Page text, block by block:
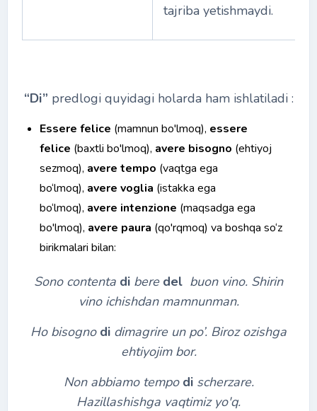
tajriba yetishmaydi.
“Di” predlogi quyidagi holarda ham ishlatiladi :
Essere felice (mamnun bo'lmoq), essere
felice (baxtli bo'lmoq), avere bisogno (ehtiyoj
sezmoq), avere tempo (vaqtga ega
bo‘lmoq), avere voglia (istakka ega
bo‘lmoq), avere intenzione (maqsadga ega
bo'lmoq), avere paura (qo'rqmoq) va boshqa so‘z
birikmalari bilan:
Sono contenta di bere del buon vino. Shirin
vino ichishdan mamnunman.
Ho bisogno di dimagrire un po’. Biroz ozishga
ehtiyojim bor.
Non abbiamo tempo di scherzare.
Hazillashishga vaqtimiz yo'q.